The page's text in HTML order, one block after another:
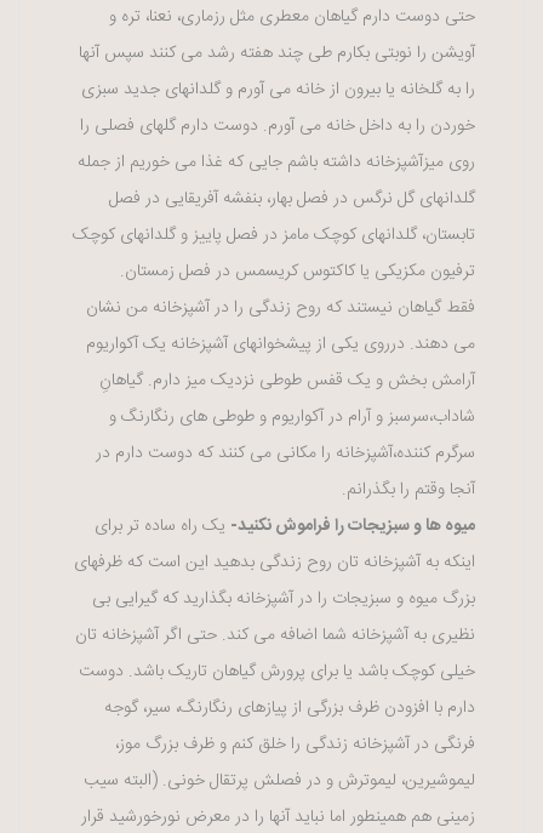
حتی دوست دارم گیاهان معطری مثل رزماری، نعنا، تره و
آویشن را نوبتی بکارم طی چند هفته رشد می کنند سپس آنها
را به گلخانه یا بیرون از خانه می آورم و گلدانهای جدید سبزی
خوردن را به داخل خانه می آورم. دوست دارم گلهای فصلی را
روی میزآشپزخانه داشته باشم جایی که غذا می خوریم از جمله
گلدانهای گل نرگس در فصل بهار، بنفشه آفریقایی در فصل
تابستان، گلدانهای کوچک مامز در فصل پاییز و گلدانهای کوچک
ترفیون مکزیکی یا کاکتوس کریسمس در فصل زمستان.
فقط گیاهان نیستند که روح زندگی را در آشپزخانه من نشان
می دهند. درروی یکی از پیشخوانهای آشپزخانه یک آکواریوم
آرامش بخش و یک قفس طوطی نزدیک میز دارم. گیاهانِ
شاداب،سرسبز و آرام در آکواریوم و طوطی های رنگارنگ و
سرگرم کننده،آشپزخانه را مکانی می کنند که دوست دارم در
آنجا وقتم را بگذرانم.
میوه ها و سبزیجات را فراموش نکنید- یک راه ساده تر برای
اینکه به آشپزخانه تان روح زندگی بدهید این است که ظرفهای
بزرگ میوه و سبزیجات را در آشپزخانه بگذارید که گیرایی بی
نظیری به آشپزخانه شما اضافه می کند. حتی اگر آشپزخانه تان
خیلی کوچک باشد یا برای پرورش گیاهان تاریک باشد. دوست
دارم با افزودن ظرف بزرگی از پیازهای رنگارنگ، سیر، گوجه
فرنگی در آشپزخانه زندگی را خلق کنم و ظرف بزرگ موز،
لیموشیرین، لیموترش و در فصلش پرتقال خونی. (البته سیب
زمینی هم همینطور اما نباید آنها را در معرض نورخورشید قرار